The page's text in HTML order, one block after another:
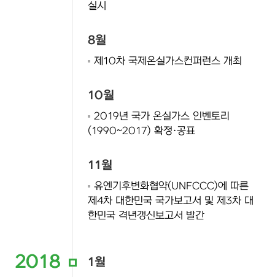
실시
8월
제10차 국제온실가스컨퍼런스 개최
10월
2019년 국가 온실가스 인벤토리
(1990~2017) 확정·공표
11월
유엔기후변화협약(UNFCCC)에 따른
제4차 대한민국 국가보고서 및 제3차 대
한민국 격년갱신보고서 발간
2018 1월